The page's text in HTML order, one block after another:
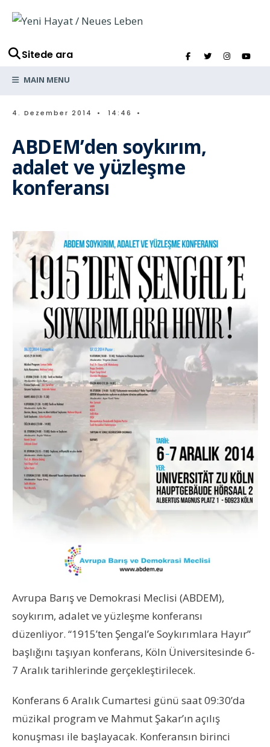
Sitede ara
MAIN MENU
4. Dezember 2014 • 14:46 •
ABDEM’den soykırım,
adalet ve yüzleşme
konferansı
Avrupa Barış ve Demokrasi Meclisi (ABDEM),
soykırım, adalet ve yüzleşme konferansı
düzenliyor. “1915’ten Şengal’e Soykırımlara Hayır”
başlığını taşıyan konferans, Köln Üniversitesinde 6-
7 Aralık tarihlerinde gerçekleştirilecek.
Konferans 6 Aralık Cumartesi günü saat 09:30’da
müzikal program ve Mahmut Şakar’ın açılış
konuşması ile başlayacak. Konferansın birinci